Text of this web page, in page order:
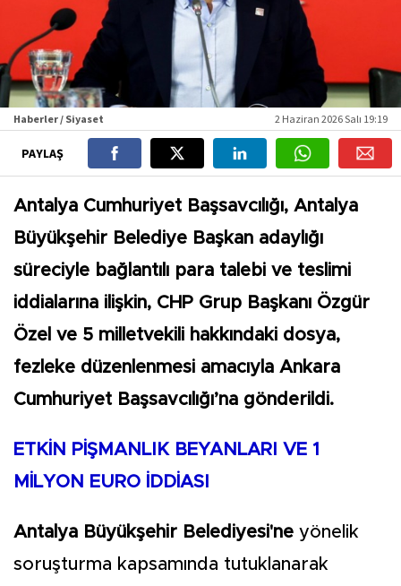
Haberler / Siyaset 2 Haziran 2026 Salı 19:19
PAYLAŞ
Antalya Cumhuriyet Başsavcılığı, Antalya
Büyükşehir Belediye Başkan adaylığı
süreciyle bağlantılı para talebi ve teslimi
iddialarına ilişkin, CHP Grup Başkanı Özgür
Özel ve 5 milletvekili hakkındaki dosya,
fezleke düzenlenmesi amacıyla Ankara
Cumhuriyet Başsavcılığı’na gönderildi.
ETKİN PİŞMANLIK BEYANLARI VE 1
MİLYON EURO İDDİASI
Antalya Büyükşehir Belediyesi'ne yönelik
soruşturma kapsamında tutuklanarak